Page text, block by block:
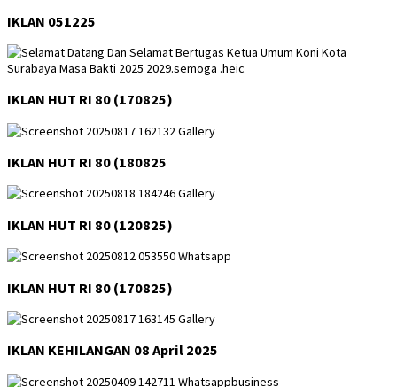
IKLAN 051225
IKLAN HUT RI 80 (170825)
IKLAN HUT RI 80 (180825
IKLAN HUT RI 80 (120825)
IKLAN HUT RI 80 (170825)
IKLAN KEHILANGAN 08 April 2025